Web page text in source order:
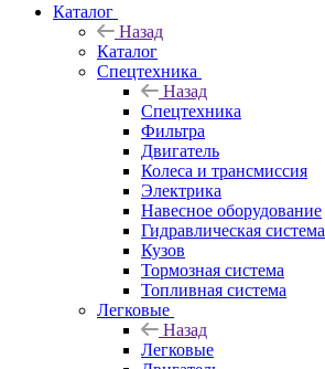
Каталог
Назад
Каталог
Спецтехника
Назад
Спецтехника
Фильтра
Двигатель
Колеса и трансмиссия
Электрика
Навесное оборудование
Гидравлическая система
Кузов
Тормозная система
Топливная система
Легковые
Назад
Легковые